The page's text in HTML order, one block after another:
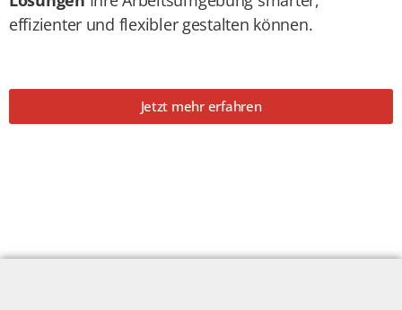
effizienter und flexibler gestalten können.
Jetzt mehr erfahren